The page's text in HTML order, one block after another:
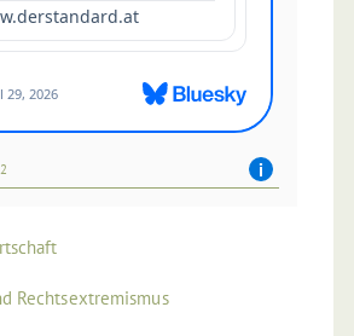
Rechtsextremismus